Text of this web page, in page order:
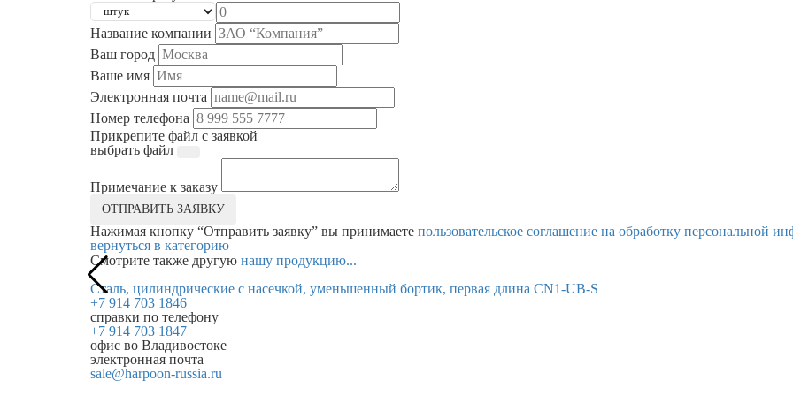
Название компании
Ваш город
Ваше имя
Электронная почта
Номер телефона
Прикрепите файл с заявкой
выбрать файл
Примечание к заказу
ОТПРАВИТЬ ЗАЯВКУ
Нажимая кнопку “Отправить заявку” вы принимаете пользовательское соглашение на обработку персональной
вернуться в категорию
Смотрите также другую нашу продукцию...
Сталь, цилиндрические с насечкой, уменьшенный бортик, первая длина CN1-UB-S
+7 914 703 1846
справки по телефону
+7 914 703 1847
офис во Владивостоке
электронная почта
sale@harpoon-russia.ru